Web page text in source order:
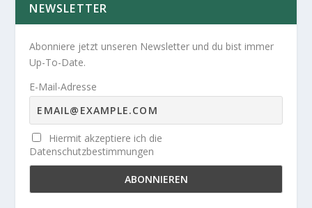
NEWSLETTER
Abonniere jetzt unseren Newsletter und du bist immer
Up-To-Date.
E-Mail-Adresse
Hiermit akzeptiere ich die
Datenschutzbestimmungen